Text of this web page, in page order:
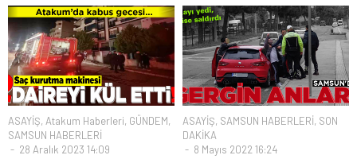
ASAYİŞ, Atakum Haberleri, GÜNDEM,
SAMSUN HABERLERİ
28 Aralık 2023 14:09
ASAYİŞ, SAMSUN HABERLERİ, SON
DAKİKA
8 Mayıs 2022 16:24